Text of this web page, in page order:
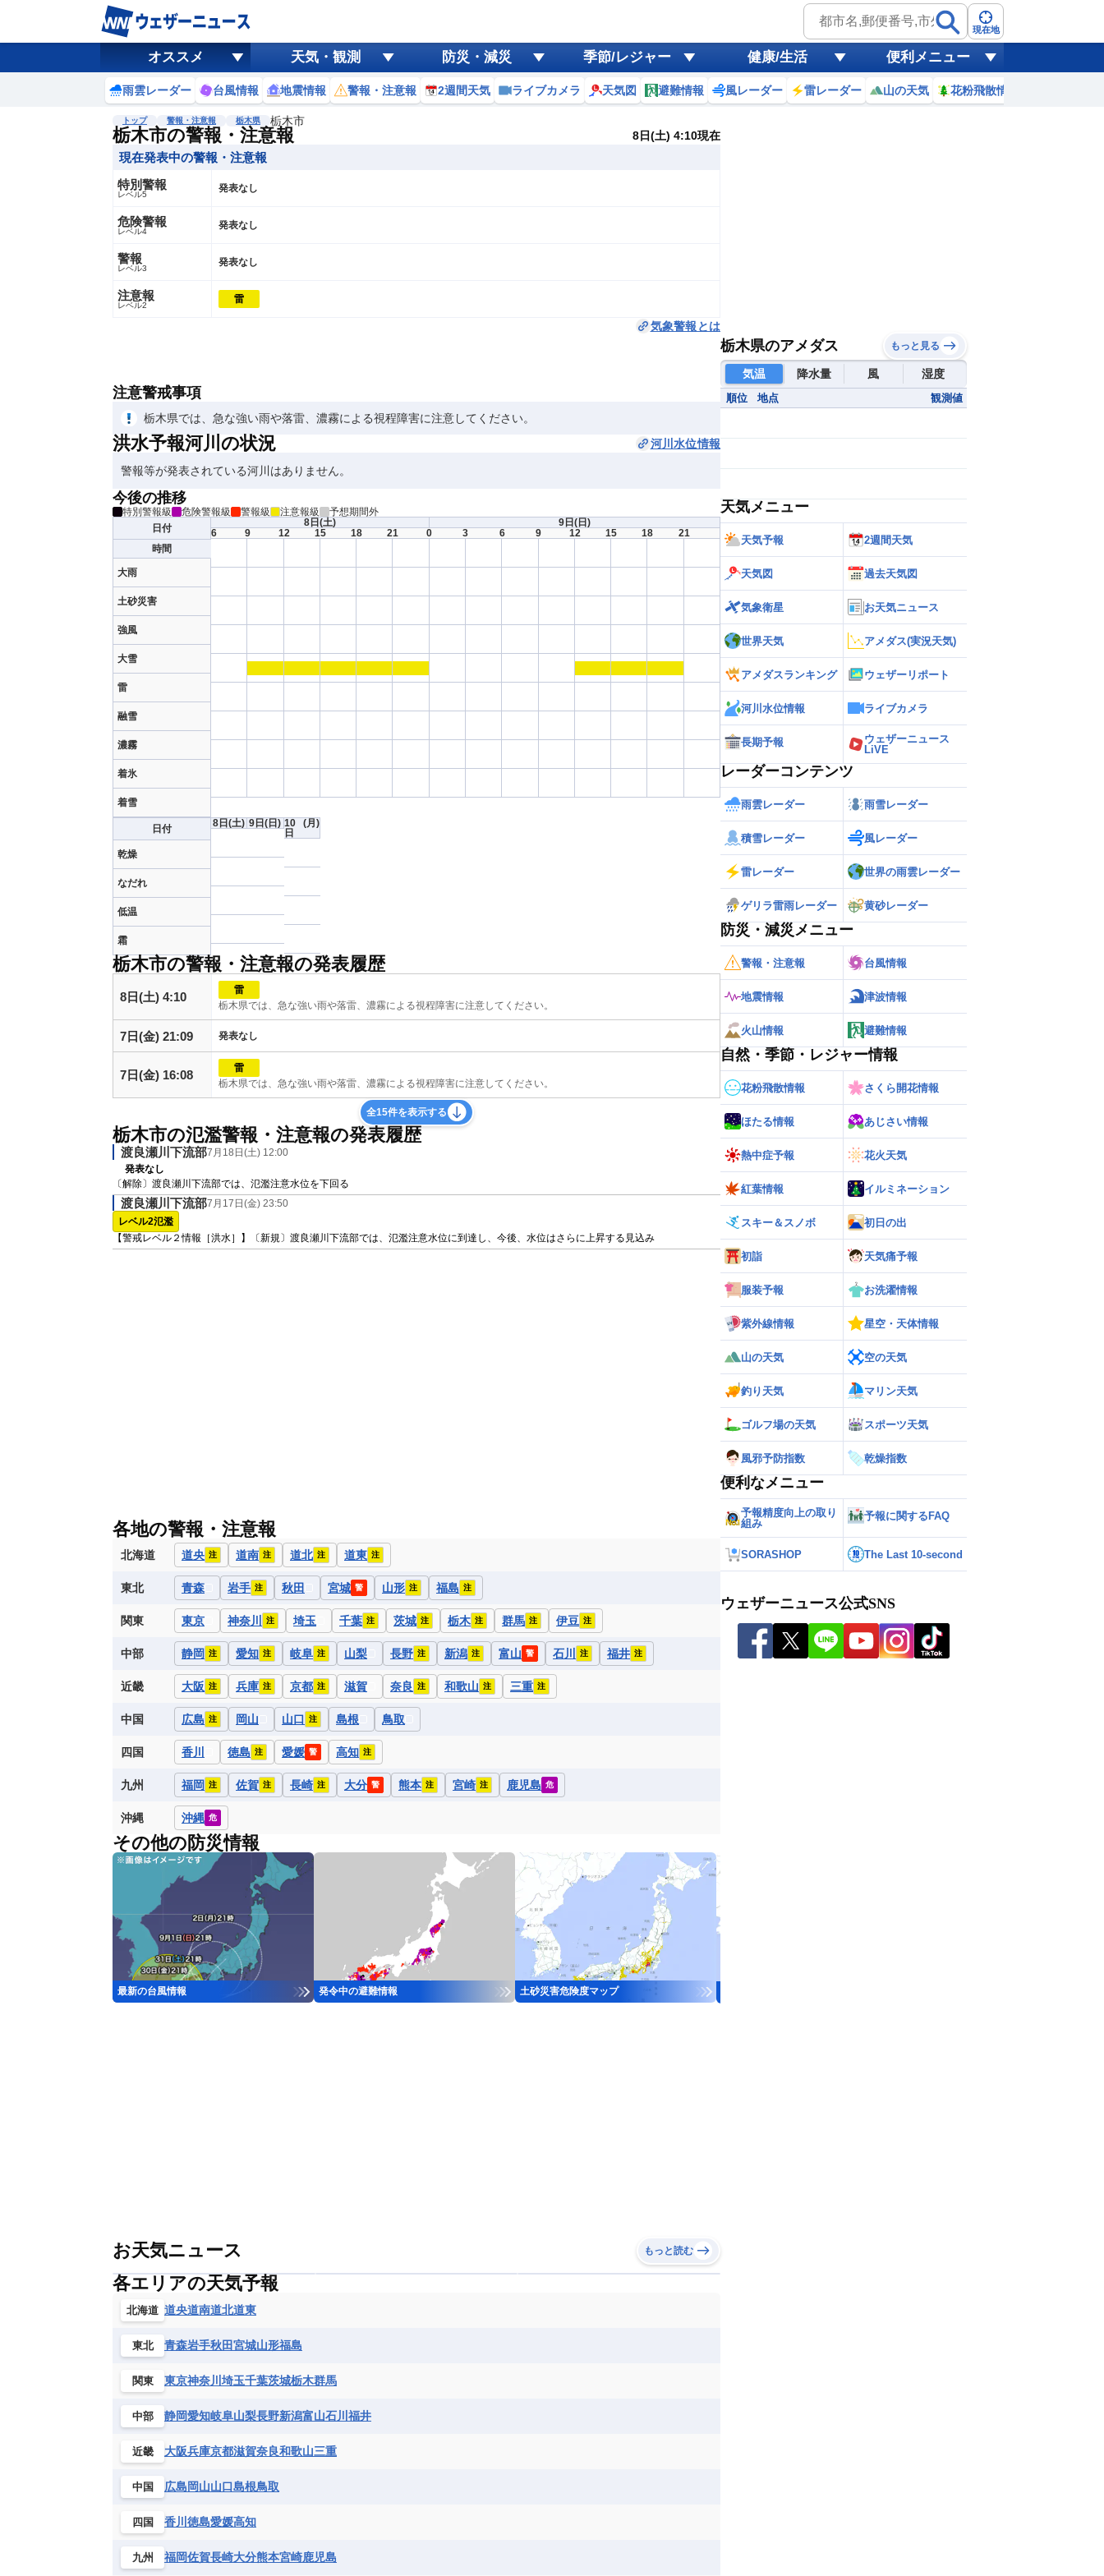
現在地
オススメ 天気・観測 防災・減災 季節/レジャー 健康/生活 便利メニュー
雨雲レーダー 台風情報 地震情報 警報・注意報 2週間天気 ライブカメラ 天気図 避難情報 風レーダー 雷レーダー 山の天気 花粉飛散情報
トップ 警報・注意報 栃木県 栃木市
栃木市の警報・注意報 8日(土) 4:10現在
現在発表中の警報・注意報
特別警報
レベル5 発表なし
危険警報
レベル4 発表なし
警報
レベル3 発表なし
注意報
レベル2 雷
気象警報とは
注意警戒事項
栃木県では、急な強い雨や落雷、濃霧による視程障害に注意してください。
洪水予報河川の状況 河川水位情報
警報等が発表されている河川はありません。
今後の推移
特別警報級 危険警報級 警報級 注意報級
予想期間外
日付
時間
大雨
土砂災害
強風
大雪
雷
融雪
濃霧
着氷
着雪
8日 (土)
6
9 12 15 18 21
9日 (日)
0
3 6 9 12 15 18 21
日付
乾燥
なだれ
低温
霜
8日(土) 9日(日) 10
日
(月)
栃木市の警報・注意報の発表履歴
8日(土) 4:10
雷
栃木県では、急な強い雨や落雷、濃霧による視程障害に注意してください。
7日(金) 21:09 発表なし
7日(金) 16:08
雷
栃木県では、急な強い雨や落雷、濃霧による視程障害に注意してください。
全15件を表示する
栃木市の氾濫警報・注意報の発表履歴
渡良瀬川下流部7月18日(土) 12:00
発表なし
〔解除〕渡良瀬川下流部では、氾濫注意水位を下回る
渡良瀬川下流部7月17日(金) 23:50
レベル2氾濫
【警戒レベル２情報［洪水］】〔新規〕渡良瀬川下流部では、氾濫注意水位に到達し、今後、水位はさらに上昇する見込み
各地の警報・注意報
北海道 道央 注 道南 注 道北 注 道東 注
東北 青森 岩手 注 秋田 宮城 警 山形 注 福島 注
関東 東京 神奈川 注 埼玉 千葉 注 茨城 注 栃木 注 群馬 注 伊豆 注
中部 静岡 注 愛知 注 岐阜 注 山梨 長野 注 新潟 注 富山 警 石川 注 福井 注
近畿 大阪 注 兵庫 注 京都 注 滋賀 奈良 注 和歌山 注 三重 注
中国 広島 注 岡山 山口 注 島根 鳥取
四国 香川 徳島 注 愛媛 警 高知 注
九州 福岡 注 佐賀 注 長崎 注 大分 警 熊本 注 宮崎 注 鹿児島 危
沖縄 沖縄 危
その他の防災情報
最新の台風情報 発令中の避難情報 土砂災害危険度マップ
お天気ニュース もっと読む
各エリアの天気予報
北海道 道央道南道北道東
東北 青森岩手秋田宮城山形福島
関東 東京神奈川 埼玉千葉茨城栃木群馬
中部 静岡愛知岐阜山梨長野新潟富山石川 福井
近畿 大阪兵庫京都滋賀奈良和歌山三重
中国 広島岡山山口島根鳥取
四国 香川 徳島愛媛高知
九州 福岡佐賀長崎大分熊本宮崎鹿児島
栃木県のアメダス もっと見る
気温 降水量 風 湿度
順位 地点 観測値
天気メニュー
天気予報 2週間天気
天気図 過去天気図
気象衛星 お天気ニュース
世界天気 アメダス(実況天気)
アメダスランキング ウェザーリポート
河川水位情報 ライブカメラ
長期予報
ウェザーニュース
LiVE
レーダーコンテンツ
雨雲レーダー 雨雪レーダー
積雪レーダー 風レーダー
雷レーダー 世界の雨雲レーダー
ゲリラ雷雨レーダー 黄砂レーダー
防災・減災メニュー
警報・注意報 台風情報
地震情報 津波情報
火山情報 避難情報
自然・季節・レジャー情報
花粉飛散情報 さくら開花情報
ほたる情報 あじさい情報
熱中症予報 花火天気
紅葉情報 イルミネーション
スキー＆スノボ 初日の出
初詣 天気痛予報
服装予報 お洗濯情報
紫外線情報 星空・天体情報
山の天気 空の天気
釣り天気 マリン天気
ゴルフ場の天気 スポーツ天気
風邪予防指数 乾燥指数
便利なメニュー
予報精度向上の取り
組み
予報に関するFAQ
SORASHOP The Last 10-second
ウェザーニュース公式SNS